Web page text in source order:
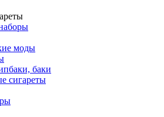
моды
баки
сигареты